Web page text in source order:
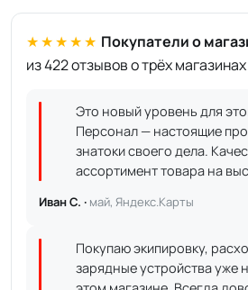
★★★★★ Покупатели о
из 422 отзывов о трёх магазинах
Это новый уровень для
Персонал — настоящие
знатоки своего дела.
ассортимент товара на
Иван С. · май, Яндекс.Карты
Покупаю экипировку,
зарядные устройства уже